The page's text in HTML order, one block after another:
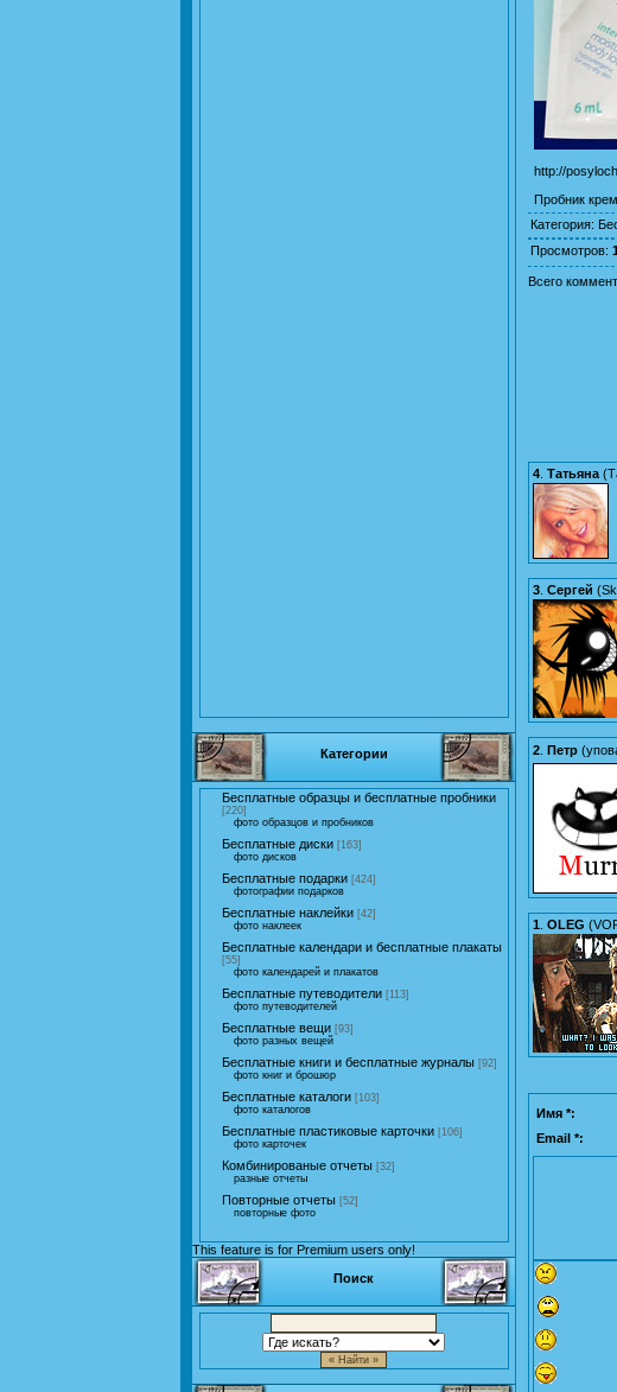
Категории
Бесплатные образцы и бесплатные пробники
[220]
фото образцов и пробников
Бесплатные диски [163]
фото дисков
Бесплатные подарки [424]
фотографии подарков
Бесплатные наклейки [42]
фото наклеек
Бесплатные календари и бесплатные плакаты
[55]
фото календарей и плакатов
Бесплатные путеводители [113]
фото путеводителей
Бесплатные вещи [93]
фото разных вещей
Бесплатные книги и бесплатные журналы [92]
фото книг и брошюр
Бесплатные каталоги [103]
фото каталогов
Бесплатные пластиковые карточки [106]
фото карточек
Комбинированые отчеты [32]
разные отчеты
Повторные отчеты [52]
повторные фото
This feature is for Premium users only!
Поиск
http://
Пробник
Категория:
Просмотров:
Всего
4 Татьяна (
3 Сергей (
2 Петр (
1 OLEG (
Имя *:
Email *: